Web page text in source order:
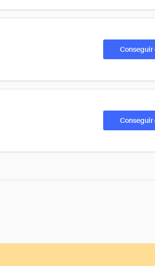
Conseguir
Conseguir